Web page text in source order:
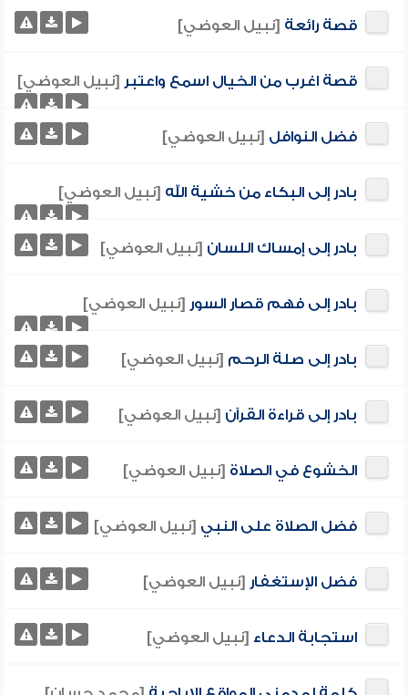
قصة رائعة [نبيل العوضي]
قصة اغرب من الخيال اسمع واعتبر [نبيل العوضي]
فضل النوافل [نبيل العوضي]
بادر إلى البكاء من خشية الله [نبيل العوضي]
بادر إلى إمساك اللسان [نبيل العوضي]
بادر إلى فهم قصار السور [نبيل العوضي]
بادر إلى صلة الرحم [نبيل العوضي]
بادر إلى قراءة القرآن [نبيل العوضي]
الخشوع في الصلاة [نبيل العوضي]
فضل الصلاة على النبي [نبيل العوضي]
فضل الإستغفار [نبيل العوضي]
استجابة الدعاء [نبيل العوضي]